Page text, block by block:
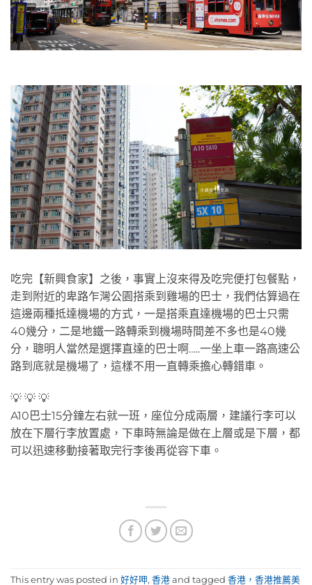
吃完【新興食家】之後，事實上沒來得及吃完便打包餐點，
走到附近的卑路乍灣公園搭乘到雞場的巴士，我們估算過在
這邊兩種抵達機場的方式，一是搭乘直達機場的巴士只需
40幾分，二是地鐵一路轉乘到機場時間差不多也是40幾
分，聰明人當然是選擇直達的巴士啊…..一坐上車一路高速公
路到底就是機場了，這樣不用一直轉乘擔心轉錯車。
💡 💡 💡
A10巴士15分鐘左右就一班，座位分成兩層，建議行李可以
放在下層行李放置處，下車時無論是做在上層或是下層，都
可以迅速移動接著取完行李後再從容下車。
This entry was posted in 好好呷, 香港 and tagged 香港，香港推薦美